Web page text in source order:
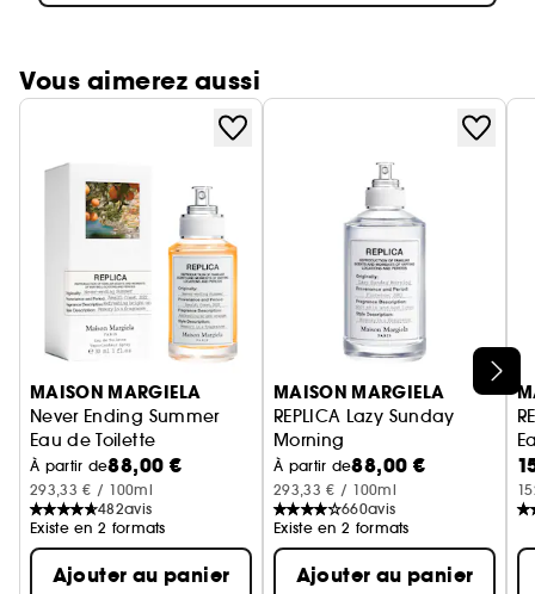
Vous aimerez aussi
Ignorer le carrousel produits
MAISON MARGIELA
Never Ending Summer
Eau de Toilette
À partir de88,00 €
293,33 € / 100ml
482avis
Existe en 2 formats
Ajouter au panier
MAISON MARGIELA
REPLICA Lazy Sunday
Morning
Eau de Toilette Florale
À partir de88,00 €
293,33 € / 100ml
660avis
Existe en 2 formats
Ajouter au panier